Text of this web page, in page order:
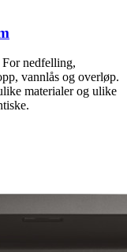
nedfelling,
vannlås og overløp.
materialer og ulike